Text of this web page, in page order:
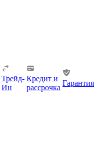
Трейд-
Ин
Кредит и
рассрочка
Гарантия